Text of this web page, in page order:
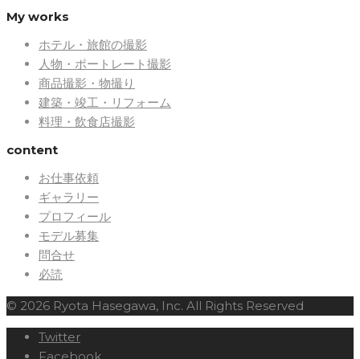
My works
ホテル・旅館の撮影
人物・ポートレート撮影
商品撮影・物撮り
建築・竣工・リフォーム
料理・飲食店撮影
content
お仕事依頼
ギャラリー
プロフィール
モデル募集
問合せ
必読
© 2026 Ryota Hasegawa, Inc. All Rights Reserved
Twitter
Facebook